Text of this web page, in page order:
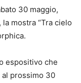
30 maggio,
mostra “Tra cielo
espositivo che
prossimo 30